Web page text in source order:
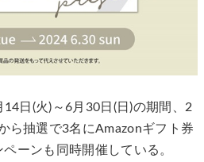
14日(火)～6月30日(日)の期間、2
ら抽選で3名にAmazonギフト券
ーンも同時開催している。